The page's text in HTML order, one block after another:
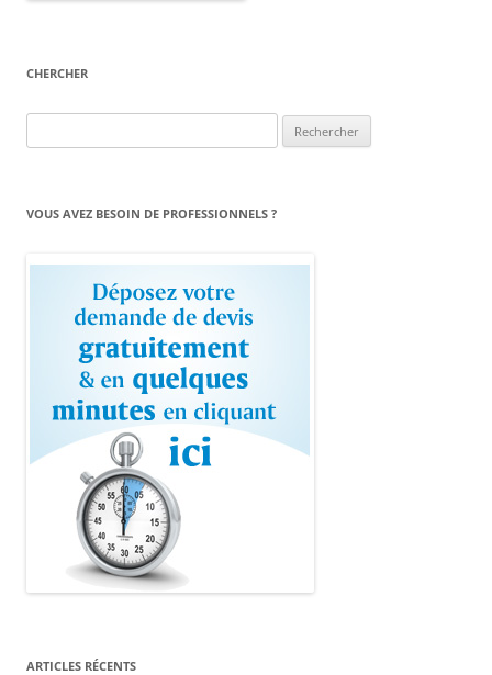
CHERCHER
VOUS AVEZ BESOIN DE PROFESSIONNELS ?
ARTICLES RÉCENTS